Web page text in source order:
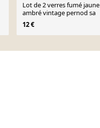
Lot de 2 verres fumé jaune
ambré vintage pernod sa
12 €